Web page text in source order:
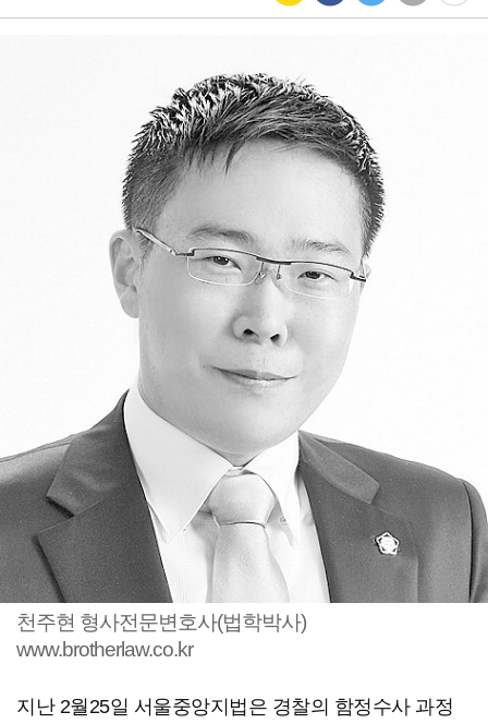
천주현 형사전문변호사(법학박사)
www.brotherlaw.co.kr
지난 2월25일 서울중앙지법은 경찰의 함정수사 과정